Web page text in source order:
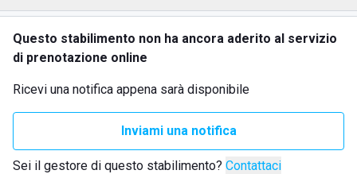
Questo stabilimento non ha ancora aderito al servizio
di prenotazione online
Ricevi una notifica appena sarà disponibile
Inviami una notifica
Sei il gestore di questo stabilimento? Contattaci